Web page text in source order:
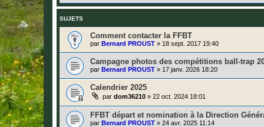
SUJETS
Comment contacter la FFBT
par Bernard PROUST » 18 sept. 2017 19:40
Campagne photos des compétitions ball-trap
par Bernard PROUST » 17 janv. 2026 18:20
Calendrier 2025
par dom36210 » 22 oct. 2024 18:01
FFBT départ et nomination à la Direction
par Bernard PROUST » 24 avr. 2025 11:14